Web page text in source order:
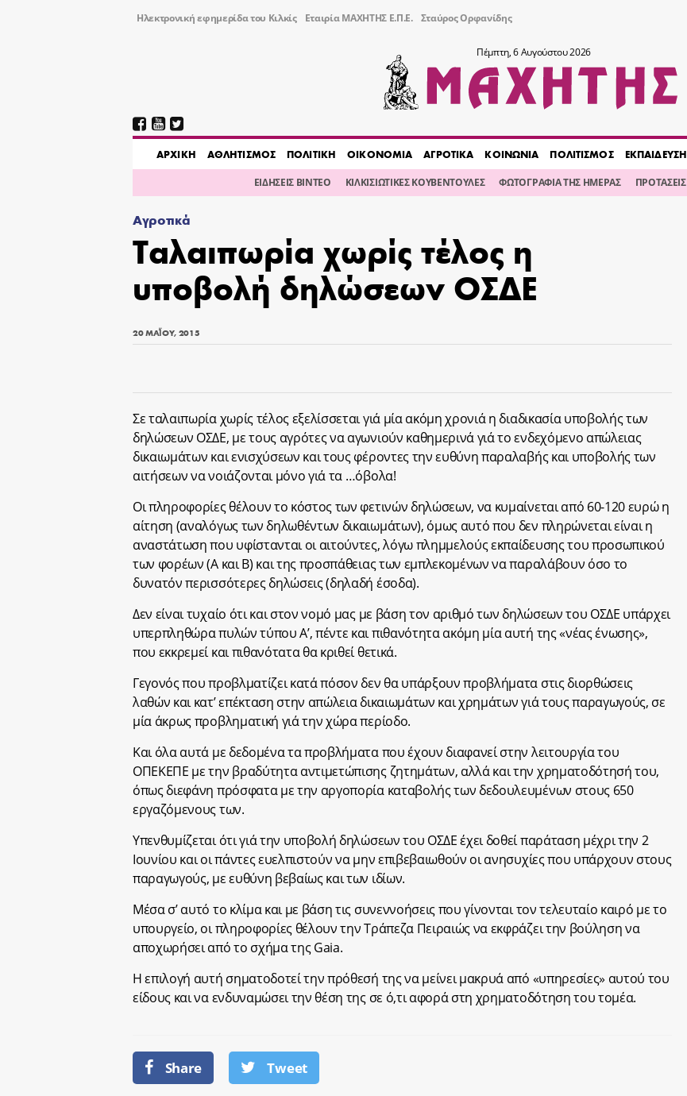
Ηλεκτρονική εφημερίδα του Κιλκίς Εταιρία ΜΑΧΗΤΗΣ Ε.Π.Ε. Σταύρος Ορφανίδης
Πέμπτη, 6 Αυγούστου 2026
AΡΧΙΚΗ ΑΘΛΗΤΙΣΜΟΣ ΠΟΛΙΤΙΚΗ ΟΙΚΟΝΟΜΙΑ ΑΓΡΟΤΙΚΑ ΚΟΙΝΩΝΙΑ ΠΟΛΙΤΙΣΜΟΣ ΕΚΠΑΙΔΕΥΣΗ
ΕΙΔΗΣΕΙΣ ΒΙΝΤΕΟ ΚΙΛΚΙΣΙΩΤΙΚΕΣ ΚΟΥΒΕΝΤΟΥΛΕΣ ΦΩΤΟΓΡΑΦΙΑ ΤΗΣ ΗΜΕΡΑΣ ΠΡΟΤΑΣΕΙΣ
Αγροτικά
Ταλαιπωρία χωρίς τέλος η
υποβολή δηλώσεων ΟΣΔΕ
20 ΜΑΪ́ΟΥ, 2015
Σε ταλαιπωρία χωρίς τέλος εξελίσσεται γιά μία ακόμη χρονιά η διαδικασία υποβολής των
δηλώσεων ΟΣΔΕ, με τους αγρότες να αγωνιούν καθημερινά γιά το ενδεχόμενο απώλειας
δικαιωμάτων και ενισχύσεων και τους φέροντες την ευθύνη παραλαβής και υποβολής των
αιτήσεων να νοιάζονται μόνο γιά τα …όβολα!
Οι πληροφορίες θέλουν το κόστος των φετινών δηλώσεων, να κυμαίνεται από 60-120 ευρώ η
αίτηση (αναλόγως των δηλωθέντων δικαιωμάτων), όμως αυτό που δεν πληρώνεται είναι η
αναστάτωση που υφίστανται οι αιτούντες, λόγω πλημμελούς εκπαίδευσης του προσωπικού
των φορέων (Α και Β) και της προσπάθειας των εμπλεκομένων να παραλάβουν όσο το
δυνατόν περισσότερες δηλώσεις (δηλαδή έσοδα).
Δεν είναι τυχαίο ότι και στον νομό μας με βάση τον αριθμό των δηλώσεων του ΟΣΔΕ υπάρχει
υπερπληθώρα πυλών τύπου Α’, πέντε και πιθανότητα ακόμη μία αυτή της «νέας ένωσης»,
που εκκρεμεί και πιθανότατα θα κριθεί θετικά.
Γεγονός που προβλματίζει κατά πόσον δεν θα υπάρξουν προβλήματα στις διορθώσεις
λαθών και κατ’ επέκταση στην απώλεια δικαιωμάτων και χρημάτων γιά τους παραγωγούς, σε
μία άκρως προβληματική γιά την χώρα περίοδο.
Και όλα αυτά με δεδομένα τα προβλήματα που έχουν διαφανεί στην λειτουργία του
ΟΠΕΚΕΠΕ με την βραδύτητα αντιμετώπισης ζητημάτων, αλλά και την χρηματοδότησή του,
όπως διεφάνη πρόσφατα με την αργοπορία καταβολής των δεδουλευμένων στους 650
εργαζόμενους των.
Υπενθυμίζεται ότι γιά την υποβολή δηλώσεων του ΟΣΔΕ έχει δοθεί παράταση μέχρι την 2
Ιουνίου και οι πάντες ευελπιστούν να μην επιβεβαιωθούν οι ανησυχίες που υπάρχουν στους
παραγωγούς, με ευθύνη βεβαίως και των ιδίων.
Μέσα σ’ αυτό το κλίμα και με βάση τις συνεννοήσεις που γίνονται τον τελευταίο καιρό με το
υπουργείο, οι πληροφορίες θέλουν την Τράπεζα Πειραιώς να εκφράζει την βούληση να
αποχωρήσει από το σχήμα της Gaia.
Η επιλογή αυτή σηματοδοτεί την πρόθεσή της να μείνει μακρυά από «υπηρεσίες» αυτού του
είδους και να ενδυναμώσει την θέση της σε ό,τι αφορά στη χρηματοδότηση του τομέα.
Share Tweet